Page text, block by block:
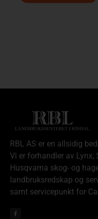
RBL AS er en allsidig
Vi er forhandler av Lynx,
Husqvarna skog- og
landbruksredskap og
samt servicepunkt for